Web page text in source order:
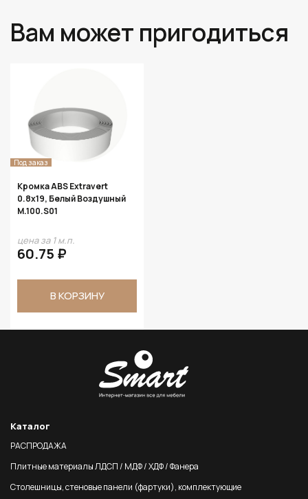
Вам может пригодиться
Под заказ
Кромка ABS Extravert
0.8х19, Белый Воздушный
M.100.S01
цена за 1 м.п.
60.75 ₽
В КОРЗИНУ
Каталог
РАСПРОДАЖА
Плитные материалы ЛДСП / МДФ / ХДФ / Фанера
Столешницы, стеновые панели (фартуки), комплектующие